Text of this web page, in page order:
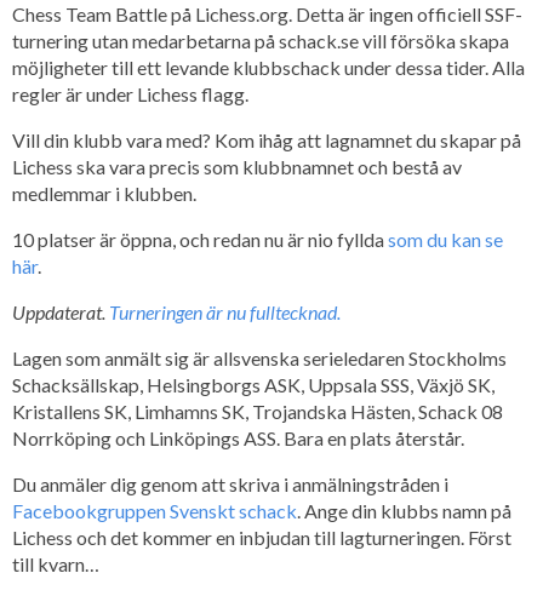
Chess Team Battle på Lichess.org. Detta är ingen officiell SSF-
turnering utan medarbetarna på schack.se vill försöka skapa
möjligheter till ett levande klubbschack under dessa tider. Alla
regler är under Lichess flagg.
Vill din klubb vara med? Kom ihåg att lagnamnet du skapar på
Lichess ska vara precis som klubbnamnet och bestå av
medlemmar i klubben.
10 platser är öppna, och redan nu är nio fylldasom du kan se
här.
Uppdaterat. Turneringen är nu fulltecknad.
Lagen som anmält sig är allsvenska serieledaren Stockholms
Schacksällskap, Helsingborgs ASK, Uppsala SSS, Växjö SK,
Kristallens SK, Limhamns SK, Trojandska Hästen, Schack 08
Norrköping och Linköpings ASS. Bara en plats återstår.
Du anmäler dig genom att skriva i anmälningstråden i
Facebookgruppen Svenskt schack. Ange din klubbs namn på
Lichess och det kommer en inbjudan till lagturneringen. Först
till kvarn…